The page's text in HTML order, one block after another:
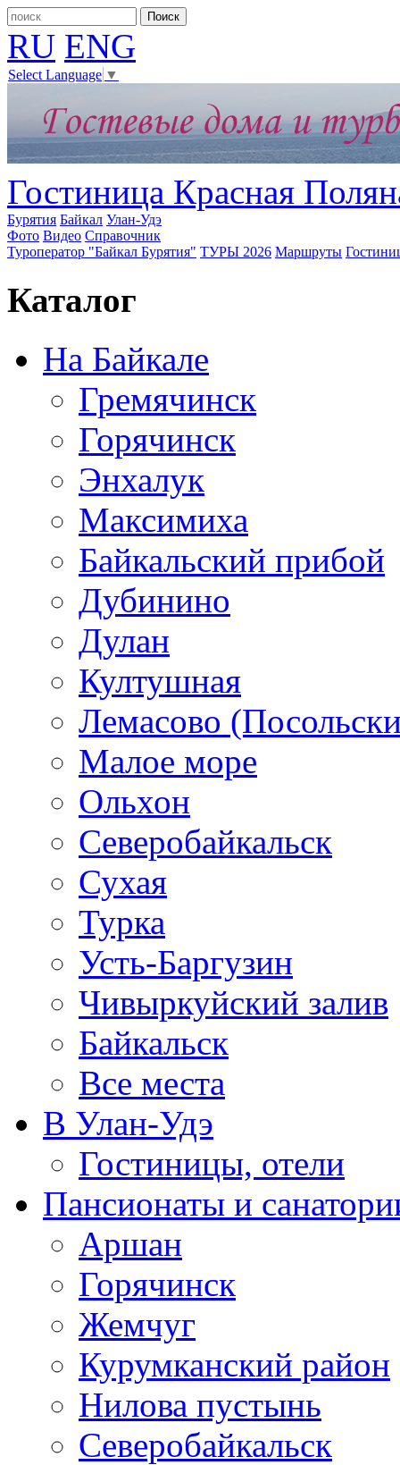
RU ENG
Select Language ▼
Гостиница Красная
Бурятия Байкал Улан-Удэ
Фото Видео Справочник
Туроператор "Байкал Бурятия" ТУРЫ 2026 Маршруты
Каталог
На Байкале
Гремячинск
Горячинск
Энхалук
Максимиха
Байкальский прибой
Дубинино
Дулан
Култушная
Лемасово
Малое море
Ольхон
Северобайкальск
Сухая
Турка
Усть-Баргузин
Чивыркуйский залив
Байкальск
Все места
В Улан-Удэ
Гостиницы, отели
Пансионаты и
Аршан
Горячинск
Жемчуг
Курумканский район
Нилова пустынь
Северобайкальск